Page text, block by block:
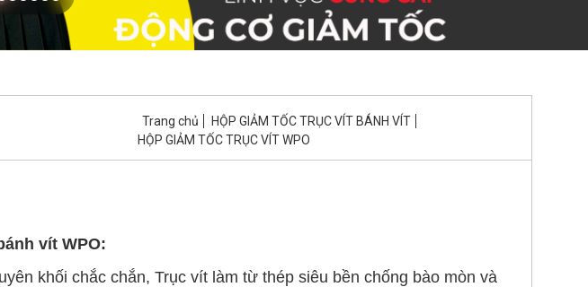
Trang chủ
HỘP GIẢM TỐC TRỤC VÍT BÁNH VÍT
HỘP GIẢM TỐC TRỤC VÍT WPO
vít WPO:
khối chắc chắn, Trục vít làm từ thép siêu bền chống bào mòn và